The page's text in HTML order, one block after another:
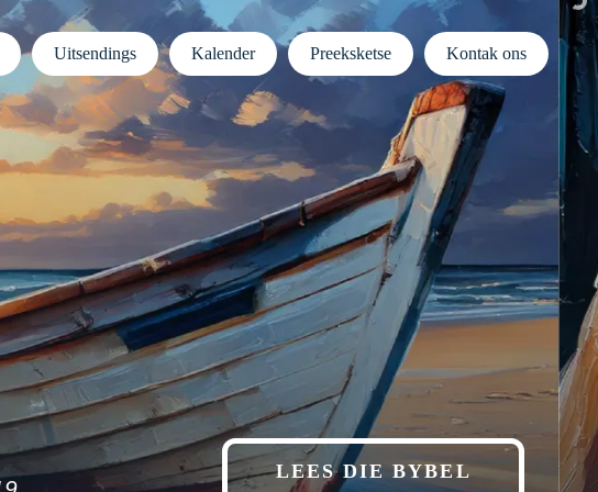
Uitsendings Kalender Preeksketse Kontak ons
LEES DIE BYBEL